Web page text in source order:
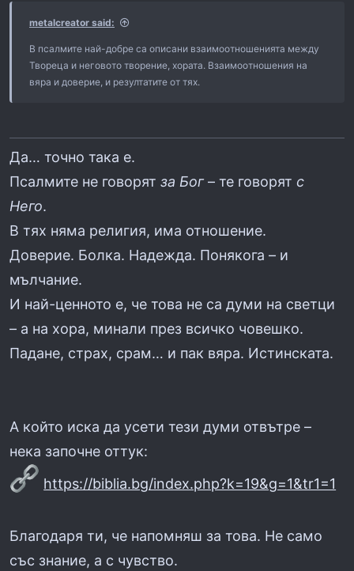
metalcreator said:
В псалмите най-добре са описани взаимоотношенията между
Твореца и неговото творение, хората. Взаимоотношения на
вяра и доверие, и резултатите от тях.
Да… точно така е.
Псалмите не говорят за Бог– те говорят с
Него.
В тях няма религия, има отношение.
Доверие. Болка. Надежда. Понякога – и
мълчание.
И най-ценното е, че това не са думи на светци
– а на хора, минали през всичко човешко.
Падане, страх, срам… и пак вяра. Истинската.
А който иска да усети тези думи отвътре –
нека започне оттук:
https://biblia.bg/index.php?k=19&g=1&tr1=1
Благодаря ти, че напомняш за това. Не само
със знание, а с чувство.